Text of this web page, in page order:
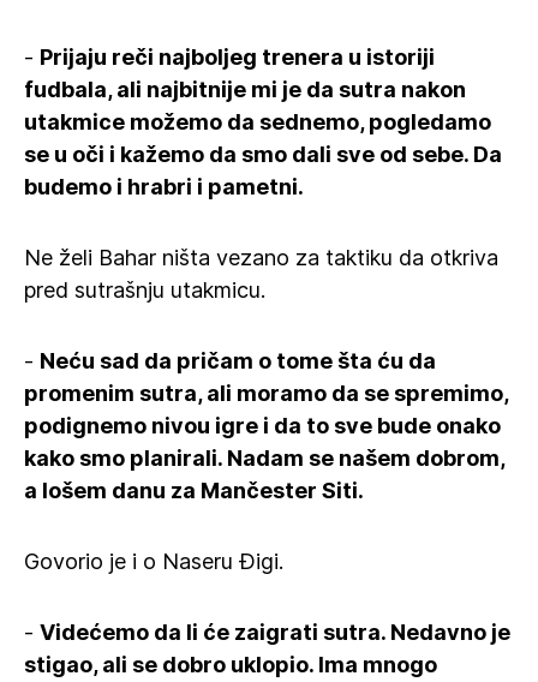
- Prijaju reči najboljeg trenera u istoriji
fudbala, ali najbitnije mi je da sutra nakon
utakmice možemo da sednemo, pogledamo
se u oči i kažemo da smo dali sve od sebe. Da
budemo i hrabri i pametni.
Ne želi Bahar ništa vezano za taktiku da otkriva
pred sutrašnju utakmicu.
- Neću sad da pričam o tome šta ću da
promenim sutra, ali moramo da se spremimo,
podignemo nivou igre i da to sve bude onako
kako smo planirali. Nadam se našem dobrom,
a lošem danu za Mančester Siti.
Govorio je i o Naseru Đigi.
- Videćemo da li će zaigrati sutra. Nedavno je
stigao, ali se dobro uklopio. Ima mnogo